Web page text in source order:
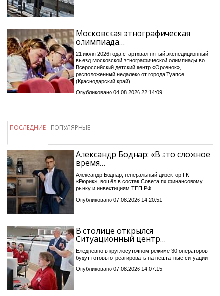
Московская этнографическая
олимпиада…
21 июля 2026 года стартовал пятый экспедиционный
выезд Московской этнографической олимпиады во
Всероссийский детский центр «Орленок»,
расположенный недалеко от города Туапсе
(Краснодарский край)
Опубликовано 04.08.2026 22:14:09
ПОСЛЕДНИЕ ПОПУЛЯРНЫЕ
Александр Боднар: «В это сложное
время…
Александр Боднар, генеральный директор ГК
«Рюрик», вошёл в состав Совета по финансовому
рынку и инвестициям ТПП РФ
Опубликовано 07.08.2026 14:20:51
В столице открылся
Ситуационный центр…
Ежедневно в круглосуточном режиме 30 операторов
будут готовы отреагировать на нештатные ситуации
Опубликовано 07.08.2026 14:07:15